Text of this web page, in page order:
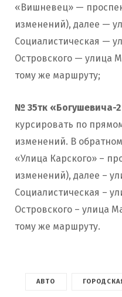
«Вишневец» —
изменений), далее —
Социалистическая —
Островского — улица
тому же маршруту;
№ 35тк «Богушевича-2
курсировать по
изменений. В
«Улица Карского» –
изменений), далее –
Социалистическая –
Островского – улица
тому же маршруту.
АВТО